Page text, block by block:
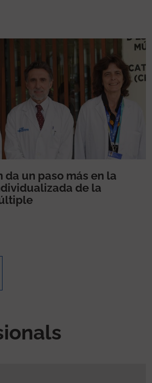
da un paso más en la
de la